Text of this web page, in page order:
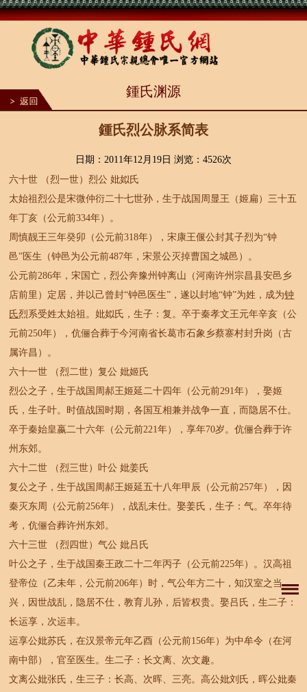
2
4
10
鍾氏渊源
鍾氏烈公脉系简表
日期：2011年12月19日 浏览： 4526次
六十世 （烈一世）烈公 妣姒氏
太始祖烈公是宋微仲衍二十七世孙，生于战国周显王（姬扁）三十五
年丁亥（公元前334年）。
周慎靓王三年癸卯（公元前318年），宋康王偃公封其子烈为“钟
邑”医生（钟邑为公元前487年，宋景公灭掉曹国之城邑）。
公元前286年，宋国亡，烈公奔豫州钟离山（河南许州宗昌县安邑乡
店前里）定居，并以己曾封“钟邑医生”，遂以封地“钟”为姓，成为钟
氏烈系受姓太始祖。妣姒氏，生子：复。卒于秦孝文王元年辛亥（公
元前250年），伉俪合葬于今河南省长葛市石象乡蔡寨村封升岗（古
属许昌）。
六十一世 （烈二世）复公 妣姬氏
烈公之子，生于战国周郝王姬延二十四年（公元前291年），娶姬
氏，生子叶。时值战国时期，各国互相兼并战争一直，而隐居不仕。
卒于秦始皇嬴二十六年（公元前221年），享年70岁。伉俪合葬于许
州东郊。
六十二世 （烈三世）叶公 妣姜氏
复公之子，生于战国周郝王姬延五十八年甲辰（公元前257年），因
秦灭东周（公元前256年），战乱未仕。娶姜氏，生子：气。卒年待
考，伉俪合葬许州东郊。
六十三世 （烈四世）气公 妣吕氏
叶公之子，生于战国秦王政二十二年丙子（公元前225年）。汉高祖
登帝位（乙未年，公元前206年）时，气公年方二十，知汉室之当
兴，因世战乱，隐居不仕，教育儿孙，后皆权贵。娶吕氏，生二子：
长运享，次运丰。
运享公妣苏氏，在汉景帝元年乙酉（公元前156年）为中牟令（在河
南中部），官至医生。生二子：长文离、次文趣。
文离公妣张氏，生三子：长高、次晖、三亮。高公妣刘氏，晖公妣秦